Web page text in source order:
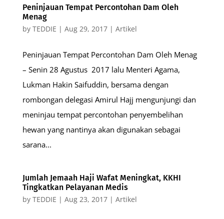
Peninjauan Tempat Percontohan Dam Oleh
Menag
by TEDDIE | Aug 29, 2017| Artikel
Peninjauan Tempat Percontohan Dam Oleh Menag
– Senin 28 Agustus 2017 lalu Menteri Agama,
Lukman Hakin Saifuddin, bersama dengan
rombongan delegasi Amirul Hajj mengunjungi dan
meninjau tempat percontohan penyembelihan
hewan yang nantinya akan digunakan sebagai
sarana...
Jumlah Jemaah Haji Wafat Meningkat, KKHI
Tingkatkan Pelayanan Medis
by TEDDIE | Aug 23, 2017| Artikel